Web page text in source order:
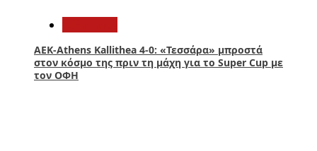
ΑΕΚ-Athens Kallithea 4-0: «Τεσσάρα» μπροστά
στον κόσμο της πριν τη μάχη για το Super Cup με
τον ΟΦΗ